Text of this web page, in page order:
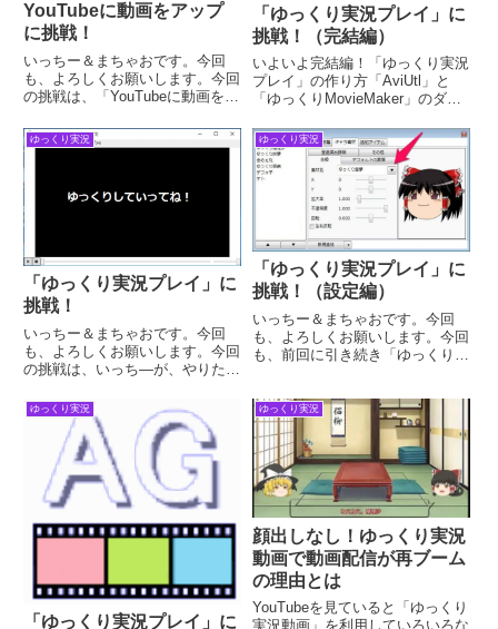
YouTubeに動画をアップ
に挑戦！
いっちー＆まちゃおです。今回
も、よろしくお願いします。今回
の挑戦は、「YouTubeに動画をア
に動画をアップするには？
YouTubeに動画をアップするに
は、Googleアカウントが、必要
です。Google...
「ゆっくり実況プレイ」に
挑戦！（完結編）
いよいよ完結編！「ゆっくり実況
プレイ」の作り方「AviUtl」と
「ゆっくりMovieMaker」のダウ
ると思いますねで、はじめること
に致しましょう。メインウィンド
ウとランタイムを立ち上げる
「YukkuriMov...
ゆっくり実況
「ゆっくり実況プレイ」に
挑戦！
いっちー＆まちゃおです。今回
も、よろしくお願いします。今回
の挑戦は、いっち―が、やりたが
に挑戦です。ゆっくり実況プレイ
て何？「ニコニコ動画」や
「YouTube」でアップされてい
る。人気のゲーム実況動画です。
ゲー...
ゆっくり実況
「ゆっくり実況プレイ」に
挑戦！（設定編）
いっちー＆まちゃおです。今回
も、よろしくお願いします。今回
も、前回に引き続き「ゆっくり実
めの素材のダウンロードは、済ん
でいるので設定をしていきたいと
思います。「AviUtl」の設定前...
ゆっくり実況
「ゆっくり実況プレイ」に
ゆっくり実況
顔出しなし！ゆっくり実況
動画で動画配信が再ブーム
の理由とは
YouTubeを見ていると「ゆっくり
実況動画」を利用していろいろな